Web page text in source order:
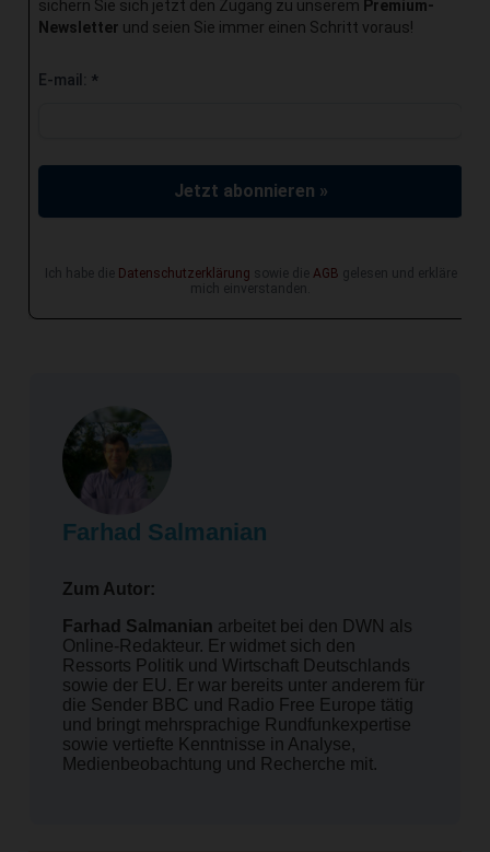
sichern Sie sich jetzt den Zugang zu unserem Premium-
Newsletter und seien Sie immer einen Schritt voraus!
E-mail: *
Jetzt abonnieren »
Ich habe die Datenschutzerklärung sowie die AGB gelesen und erkläre
mich einverstanden.
Farhad Salmanian
Zum Autor:
Farhad Salmanian arbeitet bei den DWN als
Online-Redakteur. Er widmet sich den
Ressorts Politik und Wirtschaft Deutschlands
sowie der EU. Er war bereits unter anderem für
die Sender BBC und Radio Free Europe tätig
und bringt mehrsprachige Rundfunkexpertise
sowie vertiefte Kenntnisse in Analyse,
Medienbeobachtung und Recherche mit.